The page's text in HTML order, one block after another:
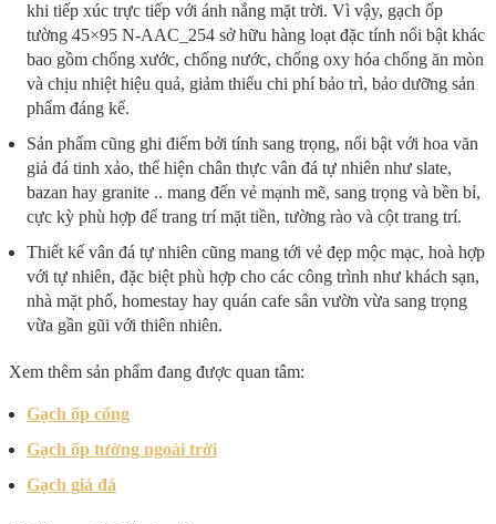
khi tiếp xúc trực tiếp với ánh nắng mặt trời. Vì vậy, gạch ốp
tường 45×95 N-AAC_254 sở hữu hàng loạt đặc tính nổi bật khác
bao gồm chống xước, chống nước, chống oxy hóa chống ăn mòn
và chịu nhiệt hiệu quả, giảm thiểu chi phí bảo trì, bảo dưỡng sản
phẩm đáng kể.
Sản phẩm cũng ghi điểm bởi tính sang trọng, nổi bật với hoa văn
giả đá tinh xảo, thể hiện chân thực vân đá tự nhiên như slate,
bazan hay granite .. mang đến vẻ mạnh mẽ, sang trọng và bền bỉ,
cực kỳ phù hợp để trang trí mặt tiền, tường rào và cột trang trí.
Thiết kế vân đá tự nhiên cũng mang tới vẻ đẹp mộc mạc, hoà hợp
với tự nhiên, đặc biệt phù hợp cho các công trình như khách sạn,
nhà mặt phố, homestay hay quán cafe sân vườn vừa sang trọng
vừa gần gũi với thiên nhiên.
Xem thêm sản phẩm đang được quan tâm:
Gạch ốp cổng
Gạch ốp tường ngoài trời
Gạch giả đá